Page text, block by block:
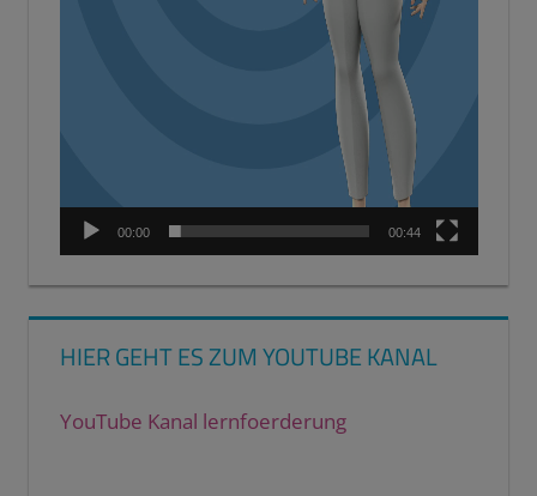
00:00 00:44
HIER GEHT ES ZUM YOUTUBE KANAL
YouTube Kanal lernfoerderung